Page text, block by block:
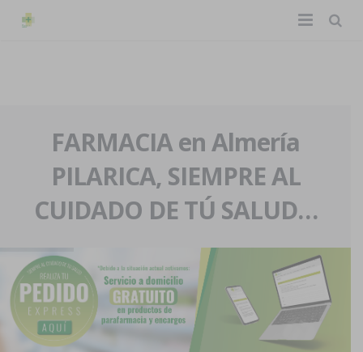
La farmacia
Nuestra historia
Nuestro equipo
Eventos
Servicios y reservas
Pedidos express
Blog
Contacto
FARMACIA en Almería
PILARICA, SIEMPRE AL
CUIDADO DE TÚ SALUD…